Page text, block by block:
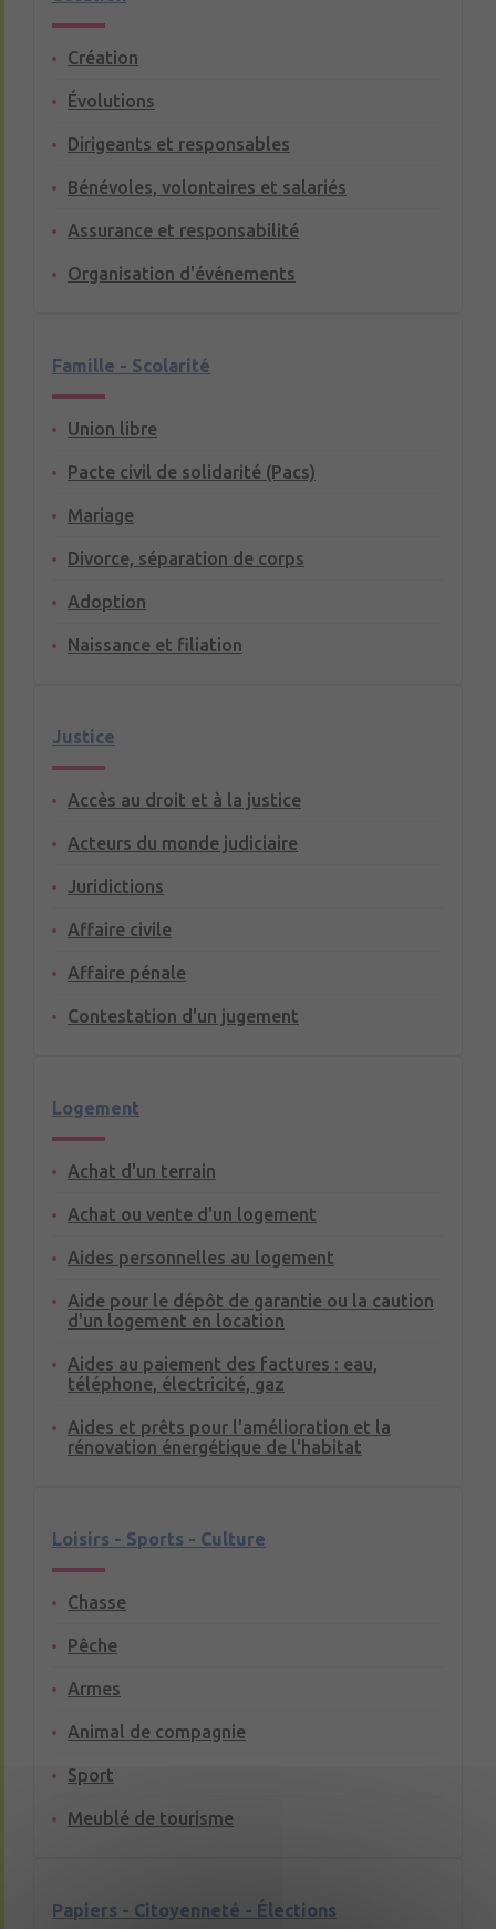
Création
Évolutions
Dirigeants et responsables
Bénévoles, volontaires et salariés
Assurance et responsabilité
Organisation d'événements
Famille - Scolarité
Union libre
Pacte civil de solidarité (Pacs)
Mariage
Divorce, séparation de corps
Adoption
Naissance et filiation
Justice
Accès au droit et à la justice
Acteurs du monde judiciaire
Juridictions
Affaire civile
Affaire pénale
Contestation d'un jugement
Logement
Achat d'un terrain
Achat ou vente d'un logement
Aides personnelles au logement
Aide pour le dépôt de garantie ou la caution
d'un logement en location
Aides au paiement des factures : eau,
téléphone, électricité, gaz
Aides et prêts pour l'amélioration et la
rénovation énergétique de l'habitat
Loisirs - Sports - Culture
Chasse
Pêche
Armes
Animal de compagnie
Sport
Meublé de tourisme
Papiers - Citoyenneté - Élections